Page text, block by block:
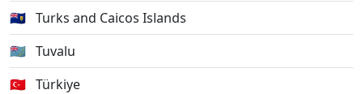
🇹🇨 Turks and Caicos Islands
🇹🇻 Tuvalu
🇹🇷 Türkiye